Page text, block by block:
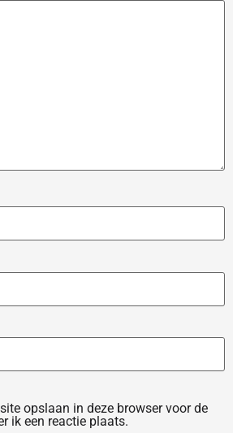
opslaan in deze browser voor de
ik een reactie plaats.